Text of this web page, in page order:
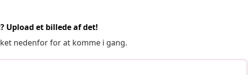
Upload et billede af det!
nedenfor for at komme i gang.